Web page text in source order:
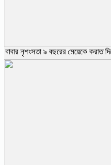
বাবার নৃশংসতা ৯ বছরের মেয়েকে করাত